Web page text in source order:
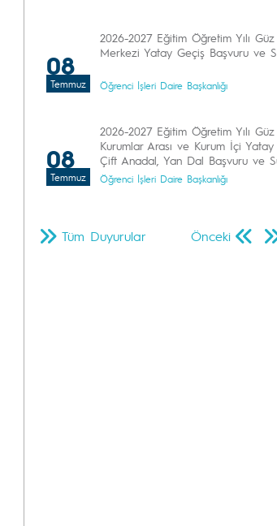
08
Temmuz
2026-2027 Eğitim Öğretim Yılı Güz
Merkezi Yatay Geçiş Başvuru ve
Öğrenci İşleri Daire Başkanlığı
08
Temmuz
2026-2027 Eğitim Öğretim Yılı Güz
Kurumlar Arası ve Kurum İçi
Çift Anadal, Yan Dal Başvuru ve
Öğrenci İşleri Daire Başkanlığı
Önceki
Tüm Duyurular